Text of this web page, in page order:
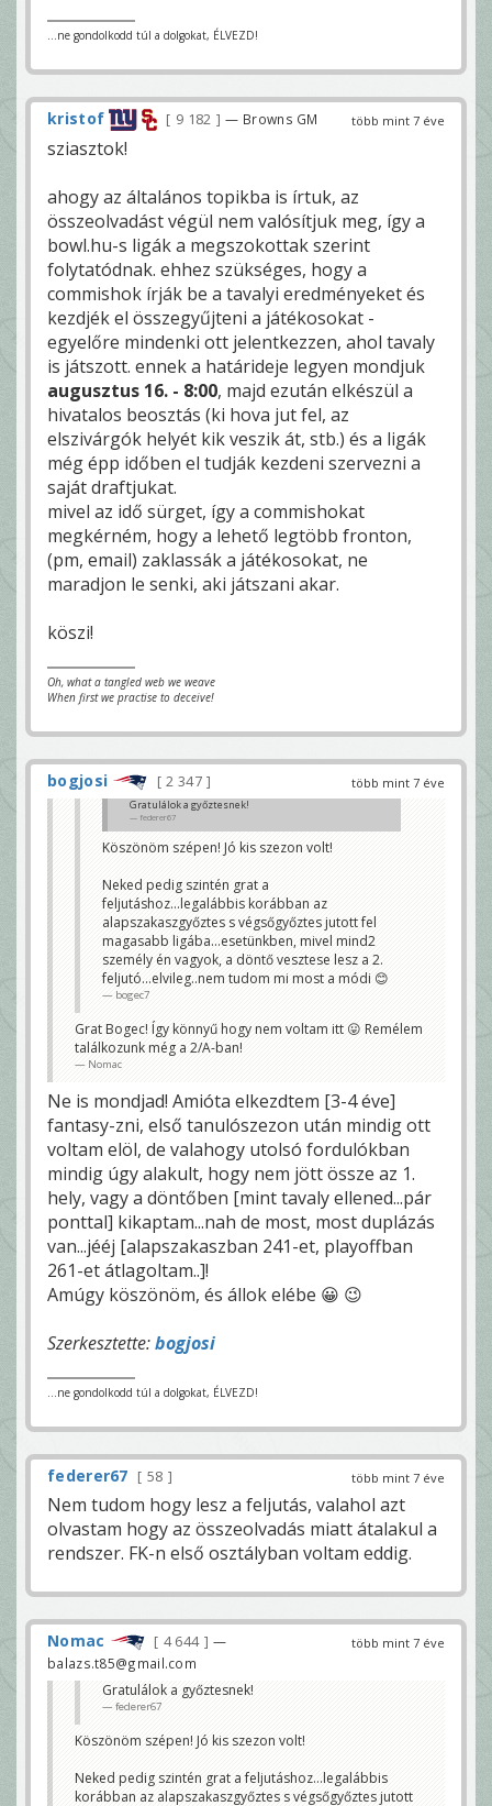
...ne gondolkodd túl a dolgokat, ÉLVEZD!
több mint 7 éve
kristof 9 182 — Browns GM
sziasztok!
ahogy az általános topikba is írtuk, az
összeolvadást végül nem valósítjuk meg, így a
bowl.hu-s ligák a megszokottak szerint
folytatódnak. ehhez szükséges, hogy a
commishok írják be a tavalyi eredményeket és
kezdjék el összegyűjteni a játékosokat -
egyelőre mindenki ott jelentkezzen, ahol tavaly
is játszott. ennek a határideje legyen mondjuk
augusztus 16. - 8:00, majd ezután elkészül a
hivatalos beosztás (ki hova jut fel, az
elszivárgók helyét kik veszik át, stb.) és a ligák
még épp időben el tudják kezdeni szervezni a
saját draftjukat.
mivel az idő sürget, így a commishokat
megkérném, hogy a lehető legtöbb fronton,
(pm, email) zaklassák a játékosokat, ne
maradjon le senki, aki játszani akar.
köszi!
Oh, what a tangled web we weave
When first we practise to deceive!
több mint 7 éve
bogjosi 2 347
Gratulálok a győztesnek!
federer67
Köszönöm szépen! Jó kis szezon volt!
Neked pedig szintén grat a
feljutáshoz...legalábbis korábban az
alapszakaszgyőztes s végsőgyőztes jutott fel
magasabb ligába...esetünkben, mivel mind2
személy én vagyok, a döntő vesztese lesz a 2.
feljutó...elvileg..nem tudom mi most a módi 😊
bogec7
Grat Bogec! Így könnyű hogy nem voltam itt 😛 Remélem
találkozunk még a 2/A-ban!
Nomac
Ne is mondjad! Amióta elkezdtem [3-4 éve]
fantasy-zni, első tanulószezon után mindig ott
voltam elöl, de valahogy utolsó fordulókban
mindig úgy alakult, hogy nem jött össze az 1.
hely, vagy a döntőben [mint tavaly ellened...pár
ponttal] kikaptam...nah de most, most duplázás
van...jééj [alapszakaszban 241-et, playoffban
261-et átlagoltam..]!
Amúgy köszönöm, és állok elébe 😀 😉
Szerkesztette:bogjosi
...ne gondolkodd túl a dolgokat, ÉLVEZD!
több mint 7 éve
federer67 58
Nem tudom hogy lesz a feljutás, valahol azt
olvastam hogy az összeolvadás miatt átalakul a
rendszer. FK-n első osztályban voltam eddig.
több mint 7 éve
Nomac 4 644
—
balazs.t85@gmail.com
Gratulálok a győztesnek!
federer67
Köszönöm szépen! Jó kis szezon volt!
Neked pedig szintén grat a feljutáshoz...legalábbis
korábban az alapszakaszgyőztes s végsőgyőztes jutott